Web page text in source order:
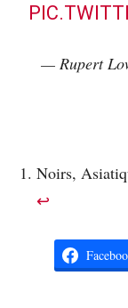
— Rupert
Noirs,
↩︎